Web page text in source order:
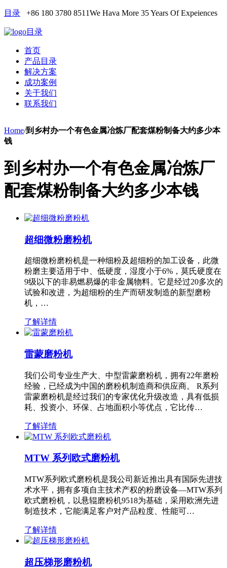
目录 +86 180 3780 8511We Hava More 35 Years Of Expeiences
目录
首页
产品目录
解决方案
成功案例
关于我们
联系我们
Home/到乡村办一个有色金属冶炼厂配套煤粉制备大约多少本
钱
到乡村办一个有色金属冶炼厂
配套煤粉制备大约多少本钱
超细微粉磨粉机
超细微粉磨粉机是一种细粉及超细粉的加工设备，此微
粉磨主要适用于中、低硬度，湿度小于6%，莫氏硬度在
9级以下的非易燃易爆的非金属物料。它是经过20多次的
试验和改进，为超细粉的生产而研发制造的新型磨粉
机，…
了解详情
雷蒙磨粉机
我们公司专业生产大、中型雷蒙磨粉机，拥有22年磨粉
经验，已经成为中国的磨粉机制造商和供应商。 R系列
雷蒙磨粉机是经过我们的专家优化升级改造，具有低损
耗、投资小、环保、占地面积小等优点，它比传…
了解详情
MTW 系列欧式磨粉机
MTW系列欧式磨粉机是我公司新近推出具有国际先进技
术水平，拥有多项自主技术产权的粉磨设备—MTW系列
欧式磨粉机，以悬辊磨粉机9518为基础，采用欧洲先进
制造技术，它能满足客户对产品粒度、性能可…
了解详情
超压梯形磨粉机